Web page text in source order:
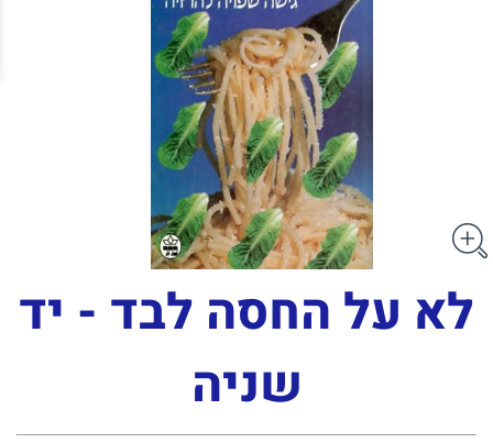
לא על החסה לבד - יד
שניה